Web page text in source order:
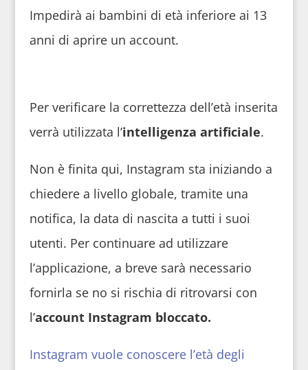
Impedirà ai bambini di età inferiore ai 13
anni di aprire un account.
Per verificare la correttezza dell’età inserita
verrà utilizzata l’intelligenza artificiale.
Non è finita qui, Instagram sta iniziando a
chiedere a livello globale, tramite una
notifica, la data di nascita a tutti i suoi
utenti. Per continuare ad utilizzare
l’applicazione, a breve sarà necessario
fornirla se no si rischia di ritrovarsi con
l’account Instagram bloccato.
Instagram vuole conoscere l’età degli